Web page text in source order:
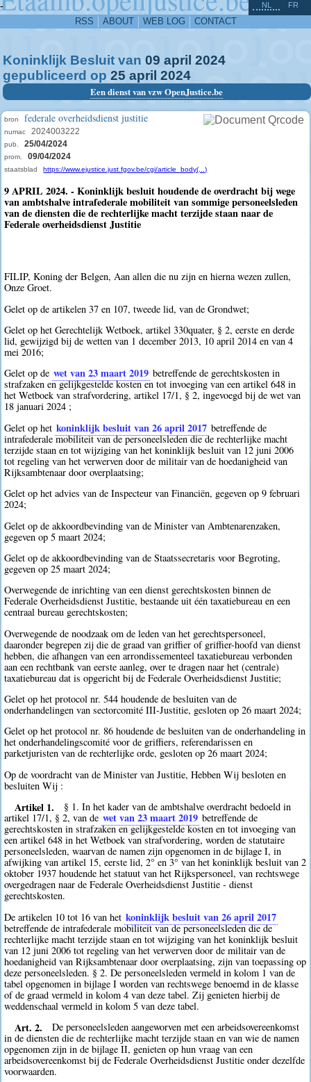
-
RSS ABOUT WEB LOG CONTACT
NL FR
Koninklijk Besluit van 09 april 2024
gepubliceerd op 25 april 2024
Een dienst van vzw OpenJustice.be
bron federale overheidsdienst justitie
numac 2024003222
pub. 25/04/2024
prom. 09/04/2024
staatsblad https://www.ejustice.just.fgov.be/cgi/article_body(...)
9 APRIL 2024. - Koninklijk besluit houdende de overdracht bij wege
van ambtshalve intrafederale mobiliteit van sommige personeelsleden
van de diensten die de rechterlijke macht terzijde staan naar de
Federale overheidsdienst Justitie
FILIP, Koning der Belgen, Aan allen die nu zijn en hierna wezen zullen,
Onze Groet.
Gelet op de artikelen 37 en 107, tweede lid, van de Grondwet;
Gelet op het Gerechtelijk Wetboek, artikel 330quater, § 2, eerste en derde
lid, gewijzigd bij de wetten van 1 december 2013, 10 april 2014 en van 4
mei 2016;
Gelet op de wet van 23 maart 2019 betreffende de gerechtskosten in
strafzaken en gelijkgestelde kosten en tot invoeging van een artikel 648 in
het Wetboek van strafvordering, artikel 17/1, § 2, ingevoegd bij de wet van
18 januari 2024 ;
Gelet op het koninklijk besluit van 26 april 2017 betreffende de
intrafederale mobiliteit van de personeelsleden die de rechterlijke macht
terzijde staan en tot wijziging van het koninklijk besluit van 12 juni 2006
tot regeling van het verwerven door de militair van de hoedanigheid van
Rijksambtenaar door overplaatsing;
Gelet op het advies van de Inspecteur van Financiën, gegeven op 9 februari
2024;
Gelet op de akkoordbevinding van de Minister van Ambtenarenzaken,
gegeven op 5 maart 2024;
Gelet op de akkoordbevinding van de Staatssecretaris voor Begroting,
gegeven op 25 maart 2024;
Overwegende de inrichting van een dienst gerechtskosten binnen de
Federale Overheidsdienst Justitie, bestaande uit één taxatiebureau en een
centraal bureau gerechtskosten;
Overwegende de noodzaak om de leden van het gerechtspersoneel,
daaronder begrepen zij die de graad van griffier of griffier-hoofd van dienst
hebben, die afhangen van een arrondissementeel taxatiebureau verbonden
aan een rechtbank van eerste aanleg, over te dragen naar het (centrale)
taxatiebureau dat is opgericht bij de Federale Overheidsdienst Justitie;
Gelet op het protocol nr. 544 houdende de besluiten van de
onderhandelingen van sectorcomité III-Justitie, gesloten op 26 maart 2024;
Gelet op het protocol nr. 86 houdende de besluiten van de onderhandeling in
het onderhandelingscomité voor de griffiers, referendarissen en
parketjuristen van de rechterlijke orde, gesloten op 26 maart 2024;
Op de voordracht van de Minister van Justitie, Hebben Wij besloten en
besluiten Wij :
Artikel 1.
§ 1. In het kader van de ambtshalve overdracht bedoeld in
artikel 17/1, § 2, van de wet van 23 maart 2019 betreffende de
gerechtskosten in strafzaken en gelijkgestelde kosten en tot invoeging van
een artikel 648 in het Wetboek van strafvordering, worden de statutaire
personeelsleden, waarvan de namen zijn opgenomen in de bijlage I, in
afwijking van artikel 15, eerste lid, 2° en 3° van het koninklijk besluit van 2
oktober 1937 houdende het statuut van het Rijkspersoneel, van rechtswege
overgedragen naar de Federale Overheidsdienst Justitie - dienst
gerechtskosten.
De artikelen 10 tot 16 van het koninklijk besluit van 26 april 2017
betreffende de intrafederale mobiliteit van de personeelsleden die de
rechterlijke macht terzijde staan en tot wijziging van het koninklijk besluit
van 12 juni 2006 tot regeling van het verwerven door de militair van de
hoedanigheid van Rijksambtenaar door overplaatsing, zijn van toepassing op
deze personeelsleden. § 2. De personeelsleden vermeld in kolom 1 van de
tabel opgenomen in bijlage I worden van rechtswege benoemd in de klasse
of de graad vermeld in kolom 4 van deze tabel. Zij genieten hierbij de
weddenschaal vermeld in kolom 5 van deze tabel.
Art. 2.
De personeelsleden aangeworven met een arbeidsovereenkomst
in de diensten die de rechterlijke macht terzijde staan en van wie de namen
opgenomen zijn in de bijlage II, genieten op hun vraag van een
arbeidsovereenkomst bij de Federale Overheidsdienst Justitie onder dezelfde
voorwaarden.
^